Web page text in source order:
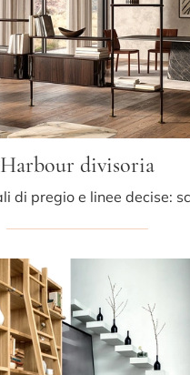
Harbour divisoria